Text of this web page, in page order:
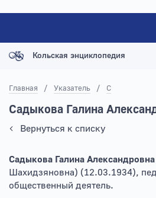
Кольская энциклопедия
Главная / Указатель / С
Садыкова Галина
Вернуться к списку
Садыкова Галина Александровна
Шахидзяновна) (12.03.1934),
общественный деятель.